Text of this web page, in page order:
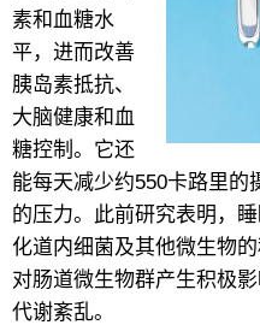
素和血糖水
平，进而改善
胰岛素抵抗、
大脑健康和血
糖控制。它还
能每天减少约550卡路里的
的压力。此前研究表明，
化道内细菌及其他微生物
对肠道微生物群产生积极
代谢紊乱。